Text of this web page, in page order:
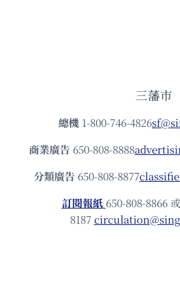
三藩市
總機 1-800-746-4826
商業廣告 650-808-8888
分類廣告 650-808-8877
訂閱報紙 650-808-8866
8187